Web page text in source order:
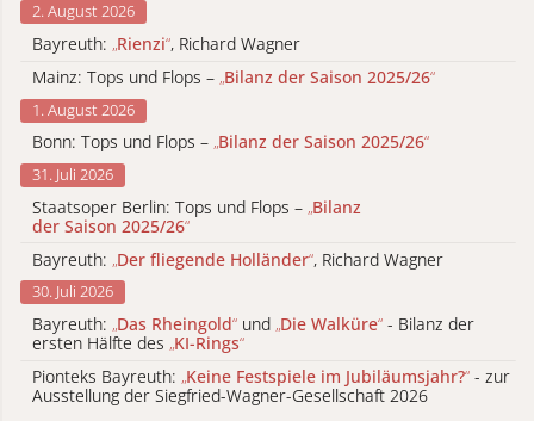
2. August 2026
Bayreuth: „Rienzi“, Richard Wagner
Mainz: Tops und Flops – „Bilanz der Saison 2025/26“
1. August 2026
Bonn: Tops und Flops – „Bilanz der Saison 2025/26“
31. Juli 2026
Staatsoper Berlin: Tops und Flops – „Bilanz
der Saison 2025/26“
Bayreuth: „Der fliegende Holländer“, Richard Wagner
30. Juli 2026
Bayreuth: „Das Rheingold“ und „Die Walküre“ - Bilanz der
ersten Hälfte des „KI-Rings“
Pionteks Bayreuth: „Keine Festspiele im Jubiläumsjahr?“ - zur
Ausstellung der Siegfried-Wagner-Gesellschaft 2026